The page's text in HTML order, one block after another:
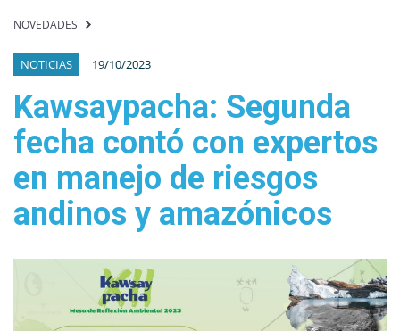
NOVEDADES
NOTICIAS 19/10/2023
Kawsaypacha: Segunda
fecha contó con expertos
en manejo de riesgos
andinos y amazónicos